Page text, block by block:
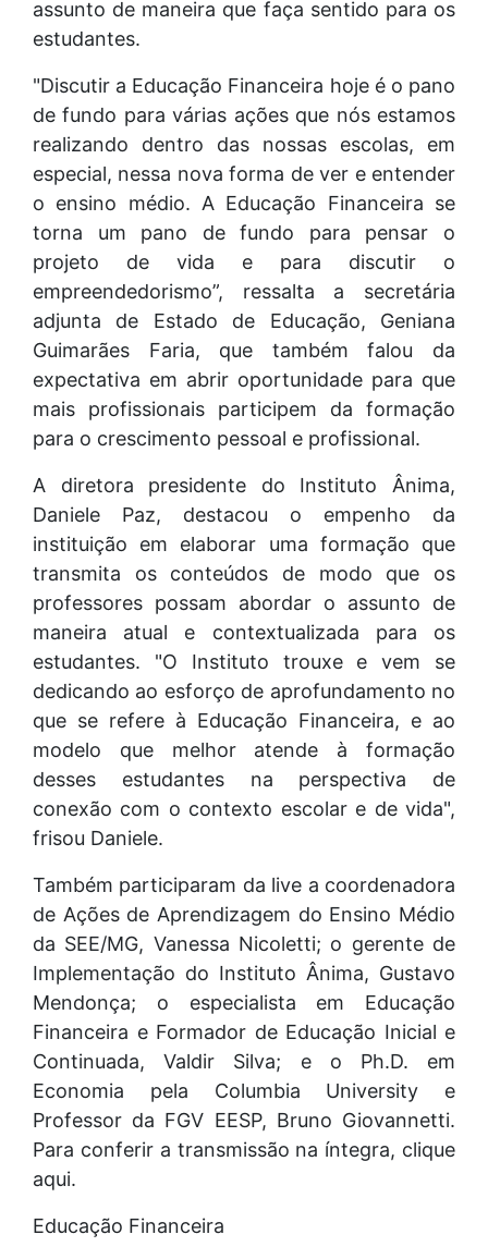
assunto de maneira que faça sentido para os
estudantes.
"Discutir a Educação Financeira hoje é o pano
de fundo para várias ações que nós estamos
realizando dentro das nossas escolas, em
especial, nessa nova forma de ver e entender
o ensino médio. A Educação Financeira se
torna um pano de fundo para pensar o
projeto de vida e para discutir o
empreendedorismo”, ressalta a secretária
adjunta de Estado de Educação, Geniana
Guimarães Faria, que também falou da
expectativa em abrir oportunidade para que
mais profissionais participem da formação
para o crescimento pessoal e profissional.
A diretora presidente do Instituto Ânima,
Daniele Paz, destacou o empenho da
instituição em elaborar uma formação que
transmita os conteúdos de modo que os
professores possam abordar o assunto de
maneira atual e contextualizada para os
estudantes. "O Instituto trouxe e vem se
dedicando ao esforço de aprofundamento no
que se refere à Educação Financeira, e ao
modelo que melhor atende à formação
desses estudantes na perspectiva de
conexão com o contexto escolar e de vida",
frisou Daniele.
Também participaram da live a coordenadora
de Ações de Aprendizagem do Ensino Médio
da SEE/MG, Vanessa Nicoletti; o gerente de
Implementação do Instituto Ânima, Gustavo
Mendonça; o especialista em Educação
Financeira e Formador de Educação Inicial e
Continuada, Valdir Silva; e o Ph.D. em
Economia pela Columbia University e
Professor da FGV EESP, Bruno Giovannetti.
Para conferir a transmissão na íntegra, clique
aqui.
Educação Financeira